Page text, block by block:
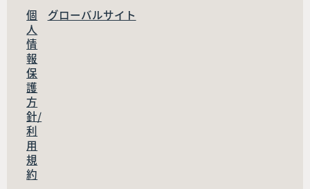
個
人
情
報
保
護
方
針/
利
用
規
約
グローバルサイト